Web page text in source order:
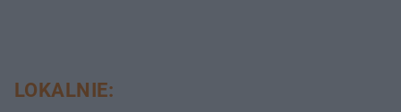
LOKALNIE: